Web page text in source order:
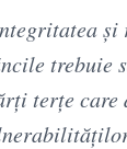
trebuie
terţe care